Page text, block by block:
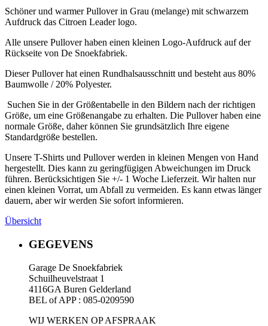
Schöner und warmer Pullover in Grau (melange) mit schwarzem
Aufdruck das Citroen Leader logo.
Alle unsere Pullover haben einen kleinen Logo-Aufdruck auf der
Rückseite von De Snoekfabriek.
Dieser Pullover hat einen Rundhalsausschnitt und besteht aus 80%
Baumwolle / 20% Polyester.
Suchen Sie in der Größentabelle in den Bildern nach der richtigen
Größe, um eine Größenangabe zu erhalten. Die Pullover haben eine
normale Größe, daher können Sie grundsätzlich Ihre eigene
Standardgröße bestellen.
Unsere T-Shirts und Pullover werden in kleinen Mengen von Hand
hergestellt. Dies kann zu geringfügigen Abweichungen im Druck
führen. Berücksichtigen Sie +/- 1 Woche Lieferzeit. Wir halten nur
einen kleinen Vorrat, um Abfall zu vermeiden. Es kann etwas länger
dauern, aber wir werden Sie sofort informieren.
Übersicht
GEGEVENS
Garage De Snoekfabriek
Schuilheuvelstraat 1
4116GA Buren Gelderland
BEL of APP : 085-0209590
WIJ WERKEN OP AFSPRAAK